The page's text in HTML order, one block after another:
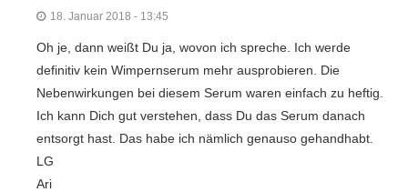
18. Januar 2018 - 13:45
Oh je, dann weißt Du ja, wovon ich spreche. Ich werde
definitiv kein Wimpernserum mehr ausprobieren. Die
Nebenwirkungen bei diesem Serum waren einfach zu heftig.
Ich kann Dich gut verstehen, dass Du das Serum danach
entsorgt hast. Das habe ich nämlich genauso gehandhabt.
LG
Ari